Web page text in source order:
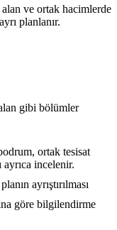
ve ortak hacimlerde
planlanır.
gibi bölümler
ortak tesisat
incelenir.
ayrıştırılması
göre bilgilendirme